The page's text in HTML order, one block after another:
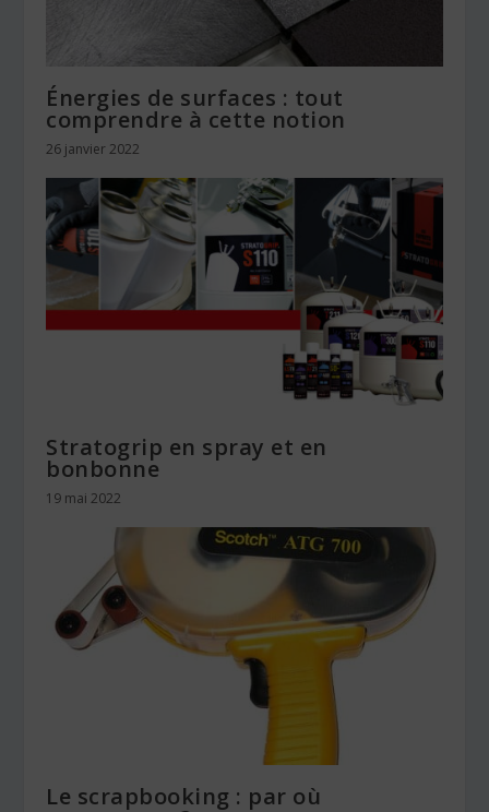
Énergies de surfaces : tout
comprendre à cette notion
26 janvier 2022
Stratogrip en spray et en
bonbonne
19 mai 2022
Le scrapbooking : par où